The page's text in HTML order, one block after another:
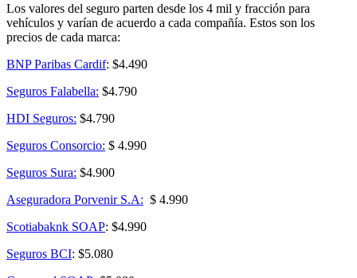
Los valores del seguro parten desde los 4 mil y fracción para
vehículos y varían de acuerdo a cada compañía. Estos son los
precios de cada marca:
BNP Paribas Cardif: $4.490
Seguros Falabella: $4.790
HDI Seguros: $4.790
Seguros Consorcio: $ 4.990
Seguros Sura: $4.900
Aseguradora Porvenir S.A: $ 4.990
Scotiabaknk SOAP: $4.990
Seguros BCI: $5.080